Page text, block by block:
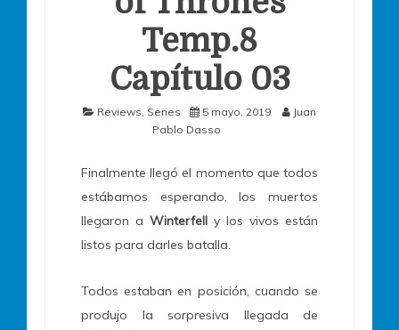
Temp.8
Capítulo 03
Reviews, Series 5 mayo, 2019
Juan
Pablo Dasso
Finalmente llegó el momento que todos
estábamos esperando, los muertos
llegaron a Winterfell y los vivos están
listos para darles batalla.
Todos estaban en posición, cuando se
produjo la sorpresiva llegada de